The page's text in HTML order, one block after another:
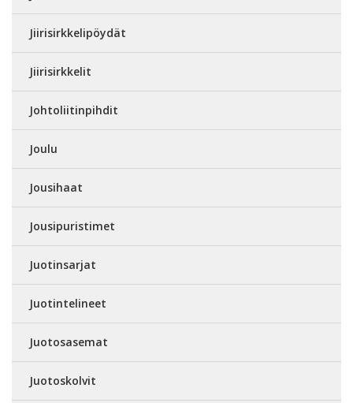
Jiirisirkkelipöydät
Jiirisirkkelit
Johtoliitinpihdit
Joulu
Jousihaat
Jousipuristimet
Juotinsarjat
Juotintelineet
Juotosasemat
Juotoskolvit